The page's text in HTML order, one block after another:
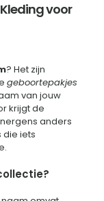
voor
? Het zijn
geboortepakjes
van jouw
krijgt de
anders
die iets